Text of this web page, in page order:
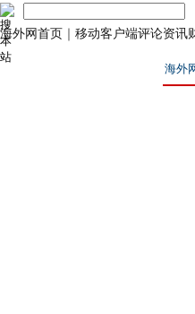
海外网首页 ｜ 移动客户端评论资讯
海外